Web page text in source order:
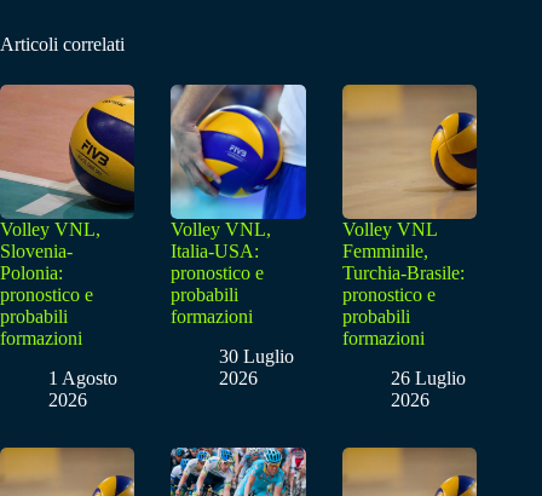
Articoli correlati
Volley VNL,
Slovenia-
Polonia:
pronostico e
probabili
formazioni
1 Agosto
2026
Volley VNL,
Italia-USA:
pronostico e
probabili
formazioni
30 Luglio
2026
Volley VNL
Femminile,
Turchia-Brasile:
pronostico e
probabili
formazioni
26 Luglio
2026